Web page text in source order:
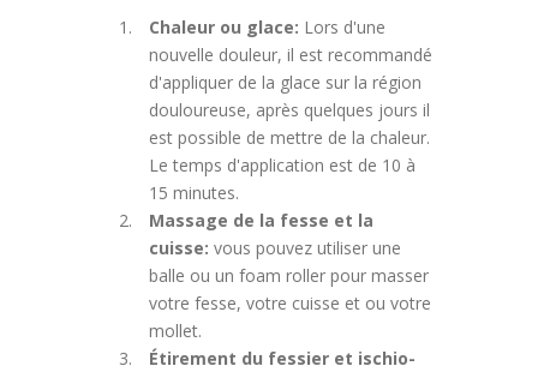
Chaleur ou glace: Lors d'une
nouvelle douleur, il est recommandé
d'appliquer de la glace sur la région
douloureuse, après quelques jours il
est possible de mettre de la chaleur.
Le temps d'application est de 10 à
15 minutes.
Massage de la fesse et la
cuisse: vous pouvez utiliser une
balle ou un foam roller pour masser
votre fesse, votre cuisse et ou votre
mollet.
Étirement du fessier et ischio-